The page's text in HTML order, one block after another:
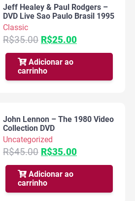
Jeff Healey & Paul Rodgers –
DVD Live Sao Paulo Brasil 1995
Classic
R$35.00 O
preço
original
era:
R$35.00.
R$25.00O
preço
R$25.00.
Adicionar ao
carrinho
John Lennon – The 1980 Video
Collection DVD
Uncategorized
R$45.00 O
preço
original
era:
R$45.00.
R$35.00O
preço
R$35.00.
Adicionar ao
carrinho